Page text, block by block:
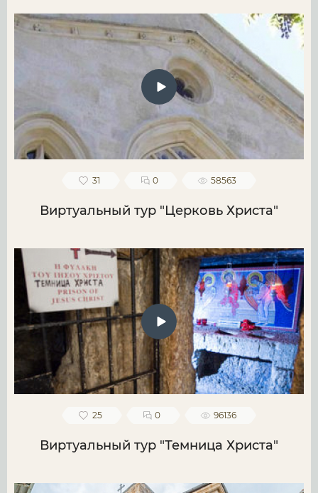
31 0 58563
Виртуальный тур "Церковь Христа"
25 0 96136
Виртуальный тур "Темница Христа"